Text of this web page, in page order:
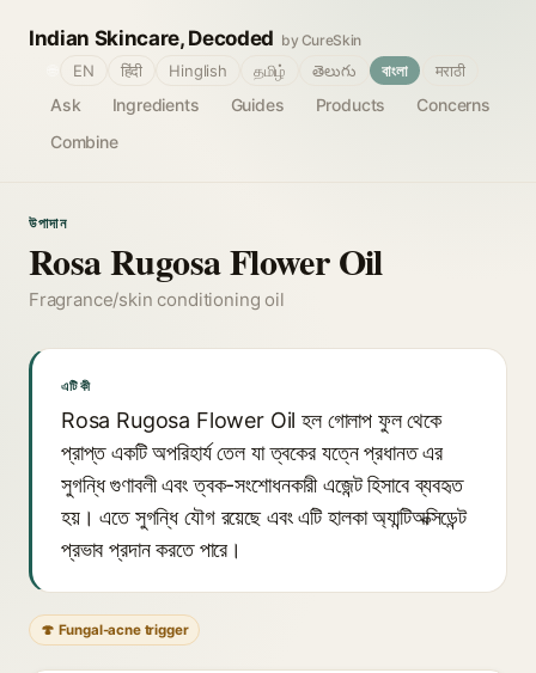
Indian Skincare, Decoded by CureSkin
Ask Ingredients Guides Products
Concerns
Combine
EN हिंदी Hinglish தமிழ் తెలుగు বাংলা मराठी
উপাদান
Rosa Rugosa Flower Oil
Fragrance/skin conditioning oil
এটি কী
Rosa Rugosa Flower Oil হল গোলাপ ফুল থেকে
প্রাপ্ত একটি অপরিহার্য তেল যা ত্বকের যত্নে প্রধানত এর
সুগন্ধি গুণাবলী এবং ত্বক-সংশোধনকারী এজেন্ট হিসাবে ব্যবহৃত
হয়। এতে সুগন্ধি যৌগ রয়েছে এবং এটি হালকা অ্যান্টিঅক্সিডেন্ট
প্রভাব প্রদান করতে পারে।
🍄 Fungal-acne trigger